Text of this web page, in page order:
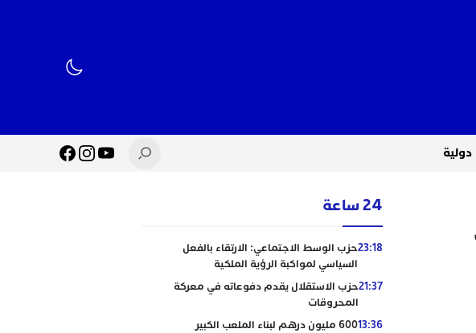
دولية
24 ساعة
23:18حزب الوسط الاجتماعي: الارتقاء بالفعل
السياسي لمواكبة الرؤية الملكية
21:37حزب الاستقلال يقدم دفوعاته في معركة
المحروقات
13:36
600 مليون درهم لبناء الملعب الكبير